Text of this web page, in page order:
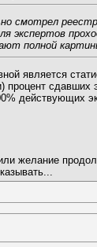
смотрел
экспертов
полной
является
сдавших
действующих
желание